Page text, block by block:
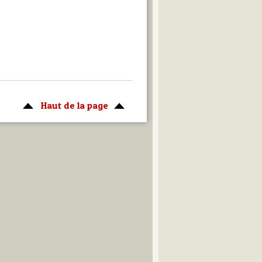
Haut de la page